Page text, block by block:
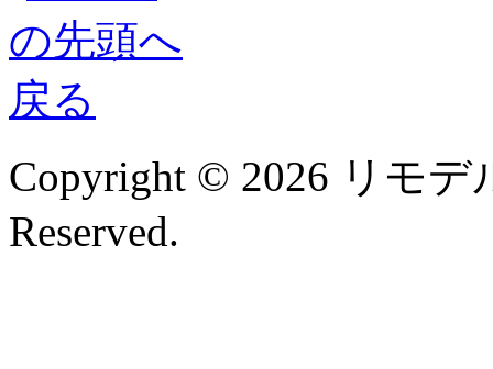
Copyright © 2026 リモデ
Reserved.